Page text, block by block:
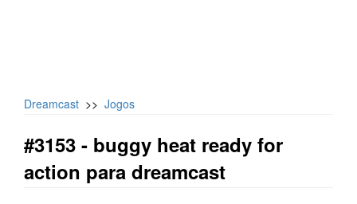
Dreamcast >> Jogos
#3153 - buggy heat ready for
action para dreamcast